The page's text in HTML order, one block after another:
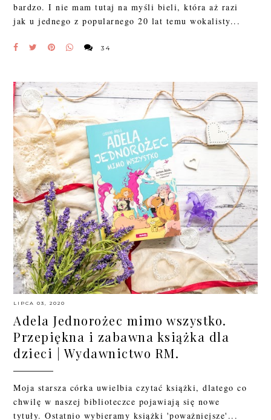
bardzo. I nie mam tutaj na myśli bieli, która aż razi
jak u jednego z popularnego 20 lat temu wokalisty...
34
LIPCA 03, 2020
Adela Jednorożec mimo wszystko.
Przepiękna i zabawna książka dla
dzieci | Wydawnictwo RM.
Moja starsza córka uwielbia czytać książki, dlatego co
chwilę w naszej biblioteczce pojawiają się nowe
tytuły. Ostatnio wybieramy książki 'poważniejsze'...